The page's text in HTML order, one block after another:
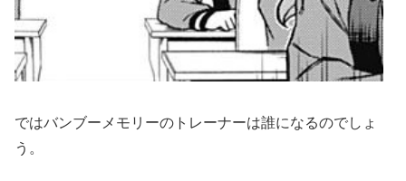
ではバンブーメモリーのトレーナーは誰になるのでしょ
う。